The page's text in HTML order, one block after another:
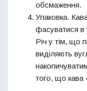
обсмаження.
Упаковка.
фасуватися в
Річ у тім, що
виділяють
того, що кава